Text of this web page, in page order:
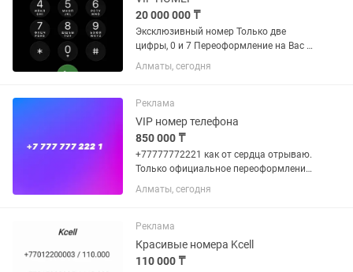
20 000 000 ₸
Эксклюзивный номер Только две
цифры, 0 и 7 Переоформление на Вас в
Алматы, сегодня
Реклама
VIP номер телефона
850 000 ₸
+77777772221 как от сердца отрываю.
Только официальное переоформление
в офисе Beeline. Перекупщикам с
неадекватными предложениями не
Алматы, сегодня
Реклама
Красивые номера Kcell
110 000 ₸